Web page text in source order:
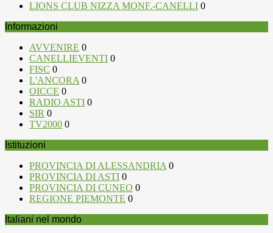
LIONS CLUB NIZZA MONF.-CANELLI 0
Informazioni
AVVENIRE 0
CANELLIEVENTI 0
FISC 0
L'ANCORA 0
OICCE 0
RADIO ASTI 0
SIR 0
TV2000 0
Istituzioni
PROVINCIA DI ALESSANDRIA 0
PROVINCIA DI ASTI 0
PROVINCIA DI CUNEO 0
REGIONE PIEMONTE 0
Italiani nel mondo